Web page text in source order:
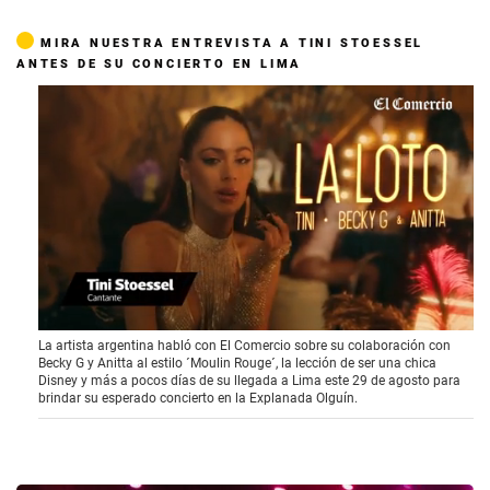
MIRA NUESTRA ENTREVISTA A TINI STOESSEL
ANTES DE SU CONCIERTO EN LIMA
0
s
e
c
o
n
La artista argentina habló con El Comercio sobre su colaboración con
Becky G y Anitta al estilo ´Moulin Rouge´, la lección de ser una chica
Disney y más a pocos días de su llegada a Lima este 29 de agosto para
brindar su esperado concierto en la Explanada Olguín.